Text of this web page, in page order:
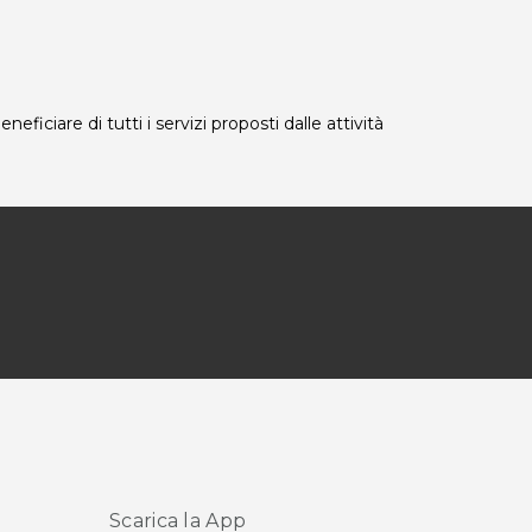
di tutti i servizi proposti dalle attività
Scarica la App